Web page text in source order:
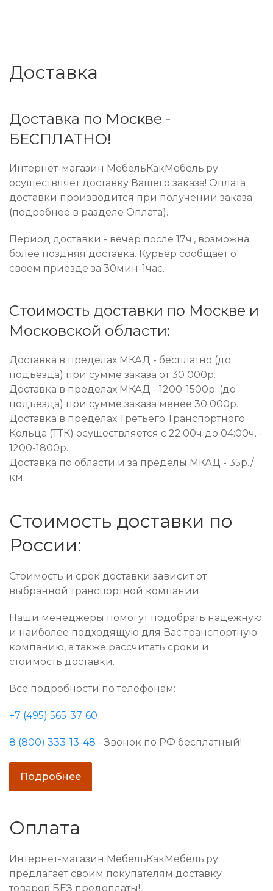
Доставка
Доставка по Москве -
БЕСПЛАТНО!
Интернет-магазин МебельКакМебель.ру
осуществляет доставку Вашего заказа! Оплата
доставки производится при получении заказа
(подробнее в разделе Оплата).
Период доставки - вечер после 17ч., возможна
более поздняя доставка. Курьер сообщает о
своем приезде за 30мин-1час.
Стоимость доставки по Москве и
Московской области:
Доставка в пределах МКАД - бесплатно (до
подъезда) при сумме заказа от 30 000р.
Доставка в пределах МКАД - 1200-1500р. (до
подъезда) при сумме заказа менее 30 000р.
Доставка в пределах Третьего Транспортного
Кольца (ТТК) осуществляется с 22:00ч до 04:00ч. -
1200-1800р.
Доставка по области и за пределы МКАД - 35р./
км.
Стоимость доставки по
России:
Стоимость и срок доставки зависит от
выбранной транспортной компании.
Наши менеджеры помогут подобрать надежную
и наиболее подходящую для Вас транспортную
компанию, а также рассчитать сроки и
стоимость доставки.
Все подробности по телефонам:
+7 (495) 565-37-60
8 (800) 333-13-48 - Звонок по РФ бесплатный!
Подробнее
Оплата
Интернет-магазин МебельКакМебель.ру
предлагает своим покупателям доставку
товаров БЕЗ предоплаты!